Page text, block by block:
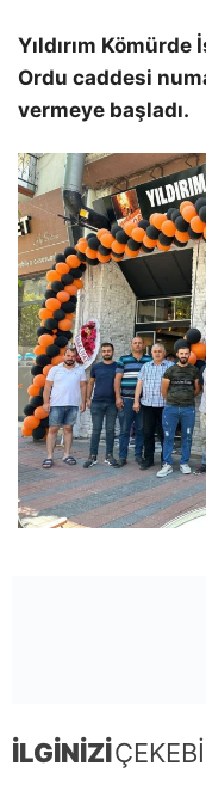
Yıldırım
Ordu caddesi
vermeye başladı.
İLGİNİZİ